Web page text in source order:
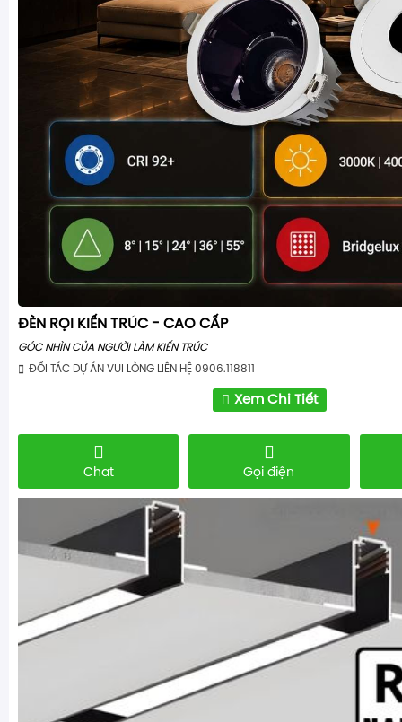
ĐÈN RỌI KIẾN TRÚC - CAO CẤP
GÓC NHÌN CỦA NGƯỜI LÀM KIẾN TRÚC
ĐỐI TÁC DỰ ÁN VUI LÒNG LIÊN HỆ 0906.118811
Xem Chi Tiết
Chat Gọi điện